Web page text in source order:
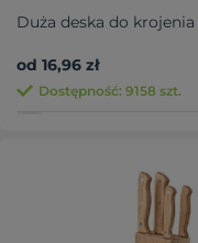
Duża deska do krojenia
od 16,96 zł
Dostępność: 9158 szt.